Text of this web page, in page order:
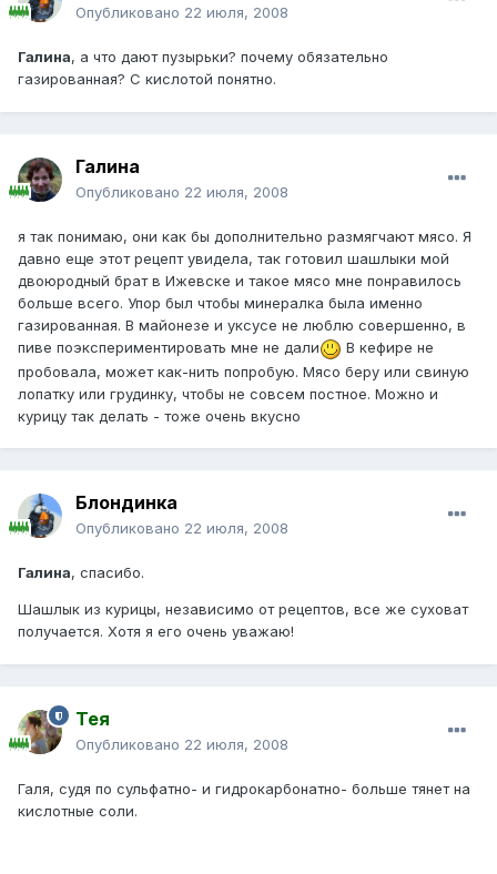
Опубликовано 22 июля, 2008
Галина, а что дают пузырьки? почему обязательно
газированная? С кислотой понятно.
Галина
Опубликовано 22 июля, 2008
я так понимаю, они как бы дополнительно размягчают мясо. Я
давно еще этот рецепт увидела, так готовил шашлыки мой
двоюродный брат в Ижевске и такое мясо мне понравилось
больше всего. Упор был чтобы минералка была именно
газированная. В майонезе и уксусе не люблю совершенно, в
пиве поэкспериментировать мне не дали
В кефире не
пробовала, может как-нить попробую. Мясо беру или свиную
лопатку или грудинку, чтобы не совсем постное. Можно и
курицу так делать - тоже очень вкусно
Блондинка
Опубликовано 22 июля, 2008
Галина, спасибо.
Шашлык из курицы, независимо от рецептов, все же суховат
получается. Хотя я его очень уважаю!
Тея
Опубликовано 22 июля, 2008
Галя, судя по сульфатно- и гидрокарбонатно- больше тянет на
кислотные соли.